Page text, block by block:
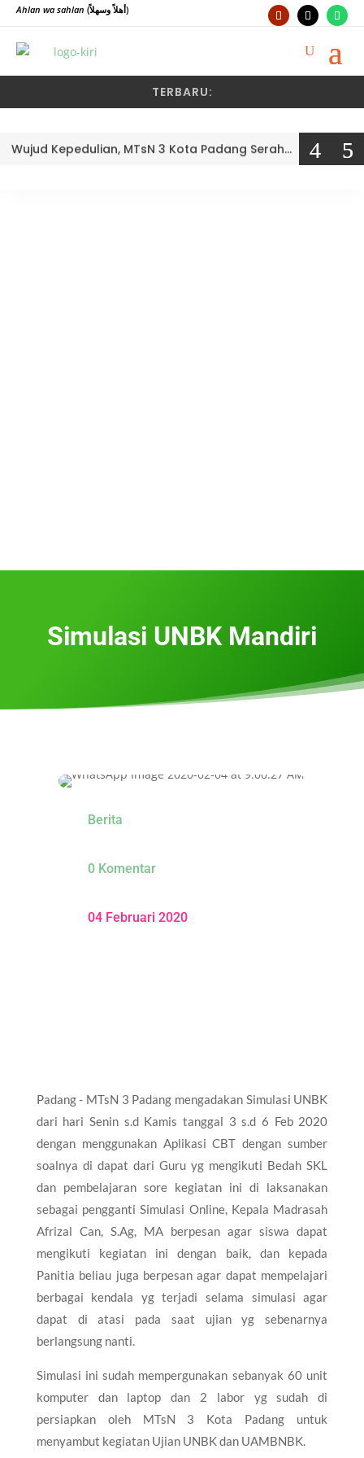
Ahlan wa sahlan (أهلاً وسهلاً)
TERBARU:
Wujud Kepedulian, MTsN 3 Kota Padang Serahkan Bantuan PIP 2026 Secara Simbolis
Simulasi UNBK Mandiri
Berita
0 Komentar
04 Februari 2020
Padang - MTsN 3 Padang mengadakan Simulasi UNBK
dari hari Senin s.d Kamis tanggal 3 s.d 6 Feb 2020
dengan menggunakan Aplikasi CBT dengan sumber
soalnya di dapat dari Guru yg mengikuti Bedah SKL
dan pembelajaran sore kegiatan ini di laksanakan
sebagai pengganti Simulasi Online, Kepala Madrasah
Afrizal Can, S.Ag, MA berpesan agar siswa dapat
mengikuti kegiatan ini dengan baik, dan kepada
Panitia beliau juga berpesan agar dapat mempelajari
berbagai kendala yg terjadi selama simulasi agar
dapat di atasi pada saat ujian yg sebenarnya
berlangsung nanti.
Simulasi ini sudah mempergunakan sebanyak 60 unit
komputer dan laptop dan 2 labor yg sudah di
persiapkan oleh MTsN 3 Kota Padang untuk
menyambut kegiatan Ujian UNBK dan UAMBNBK.